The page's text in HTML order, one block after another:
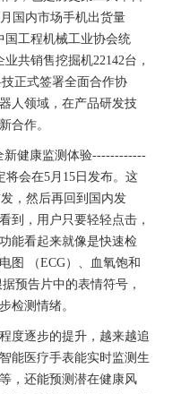
国内市场手机出货量
国工程机械工业协会统
共销售挖掘机22142台，
正式签署全面合作协
人领域，在产品研发技
合作。
健康监测体验------------
将会在5月15日发布。这
，然后再回到国内发
到，用户只要轻轻点击，
能看起来就像是快速检
图 （ECG）、血氧饱和
预告片中的表情符号，
检测情绪。
逐步的提升，越来越追
能医疗手表能实时监测生
，还能预测潜在健康风